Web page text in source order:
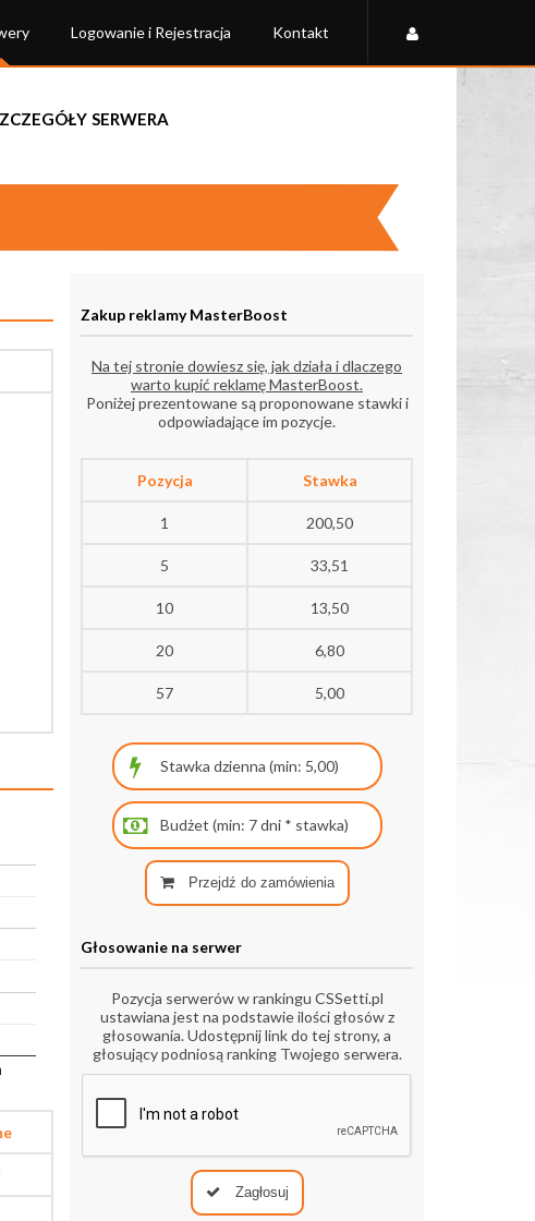
Logowanie i Rejestracja Kontakt
serwera
Zakup reklamy MasterBoost
Na tej stronie dowiesz się, jak działa i dlaczego
warto kupić reklamę MasterBoost.
Poniżej prezentowane są proponowane stawki i
odpowiadające im pozycje.
Pozycja Stawka
1 200,50
5 33,51
10 13,50
20 6,80
57 5,00
Przejdź do zamówienia
Głosowanie na serwer
Pozycja serwerów w rankingu CSSetti.pl
ustawiana jest na podstawie ilości głosów z
głosowania. Udostępnij link do tej strony, a
głosujący podniosą ranking Twojego serwera.
Zagłosuj